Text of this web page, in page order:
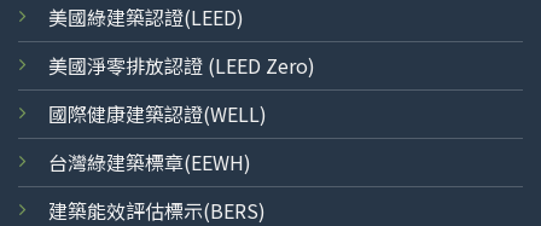
美國綠建築認證(LEED)
美國淨零排放認證 (LEED Zero)
國際健康建築認證(WELL)
台灣綠建築標章(EEWH)
建築能效評估標示(BERS)